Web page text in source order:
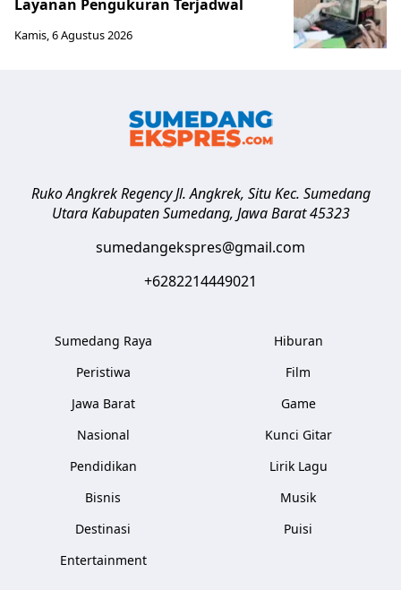
Layanan Pengukuran Terjadwal
Kamis, 6 Agustus 2026
Ruko Angkrek Regency Jl. Angkrek, Situ Kec. Sumedang
Utara Kabupaten Sumedang, Jawa Barat 45323
sumedangekspres@gmail.com
+6282214449021
Sumedang Raya
Peristiwa
Jawa Barat
Nasional
Pendidikan
Bisnis
Destinasi
Entertainment
Hiburan
Film
Game
Kunci Gitar
Lirik Lagu
Musik
Puisi